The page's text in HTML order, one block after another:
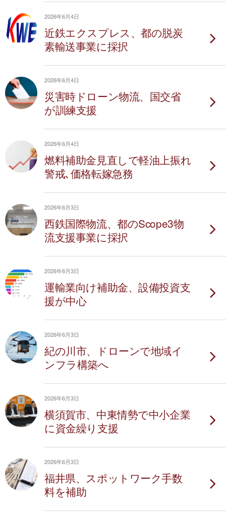
2026年6月4日
近鉄エクスプレス、都の脱炭
素輸送事業に採択
2026年6月4日
災害時ドローン物流、国交省
が訓練支援
2026年6月4日
燃料補助金見直しで軽油上振れ
警戒､価格転嫁急務
2026年6月3日
西鉄国際物流、都のScope3物
流支援事業に採択
2026年6月3日
運輸業向け補助金、設備投資支
援が中心
2026年6月3日
紀の川市、ドローンで地域イ
ンフラ構築へ
2026年6月3日
横須賀市、中東情勢で中小企業
に資金繰り支援
2026年6月3日
福井県、スポットワーク手数
料を補助